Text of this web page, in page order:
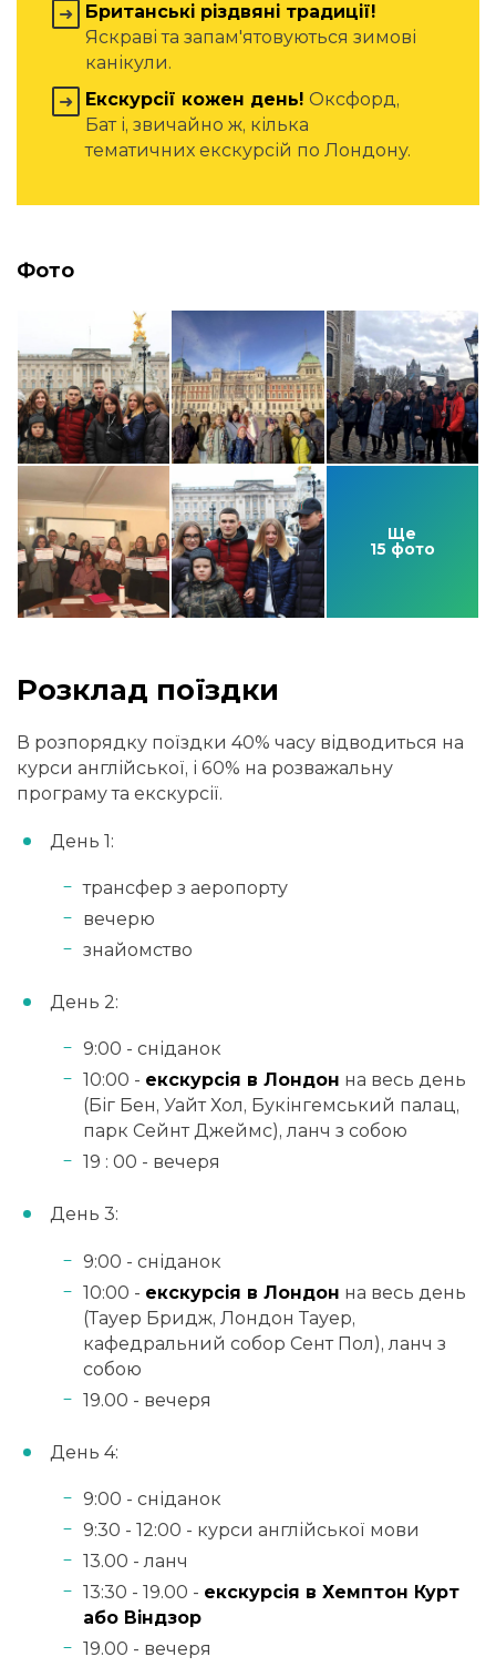
➜
Британські різдвяні традиції!
Яскраві та запам'ятовуються зимові
канікули.
➜
Екскурсії кожен день! Оксфорд,
Бат і, звичайно ж, кілька
тематичних екскурсій по Лондону.
Фото
Ще
15 фото
Розклад поїздки
В розпорядку поїздки 40% часу відводиться на
курси англійської, і 60% на розважальну
програму та екскурсії.
День 1:
трансфер з аеропорту
вечерю
знайомство
День 2:
9:00 - сніданок
10:00 - екскурсія в Лондон на весь день
(Біг Бен, Уайт Хол, Букінгемський палац,
парк Сейнт Джеймс), ланч з собою
19 : 00 - вечеря
День 3:
9:00 - сніданок
10:00 - екскурсія в Лондон на весь день
(Тауер Бридж, Лондон Тауер,
кафедральний собор Сент Пол), ланч з
собою
19.00 - вечеря
День 4:
9:00 - сніданок
9:30 - 12:00 - курси англійської мови
13.00 - ланч
13:30 - 19.00 - екскурсія в Хемптон Курт
або Віндзор
19.00 - вечеря